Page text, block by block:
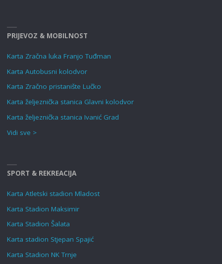
PRIJEVOZ & MOBILNOST
Karta Zračna luka Franjo Tuđman
Karta Autobusni kolodvor
Karta Zračno pristanište Lučko
Karta željeznička stanica Glavni kolodvor
Karta željeznička stanica Ivanić Grad
Vidi sve >
SPORT & REKREACIJA
Karta Atletski stadion Mladost
Karta Stadion Maksimir
Karta Stadion Šalata
Karta stadion Stjepan Spajić
Karta Stadion NK Trnje